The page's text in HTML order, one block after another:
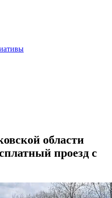
области
проезд с